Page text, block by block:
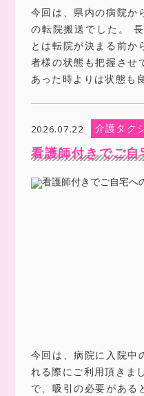
今回は、県内の病院か
の転院搬送でした。
とは転院が決まる前か
者様の状態も把握させ
あった時よりは状態も
2026.07.22 介護タク
看護師付きでご
今回は、病院に入院中
れる際にご利用頂き
で、吸引の必要がある